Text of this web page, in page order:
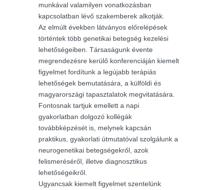
munkával valamilyen vonatkozásban
kapcsolatban lévő szakemberek alkotják.
Az elmúlt években látványos előrelépések
történtek több genetikai betegség kezelési
lehetőségeiben. Társaságunk évente
megrendezésre kerülő konferenciáján kiemelt
figyelmet fordítunk a legújabb terápiás
lehetőségek bemutatására, a külföldi és
magyarországi tapasztalatok megvitatására.
Fontosnak tartjuk emellett a napi
gyakorlatban dolgozó kollégák
továbbképzését is, melynek kapcsán
praktikus, gyakorlati útmutatóval szolgálunk a
neurogenetikai betegségekről, azok
felismeréséről, illetve diagnosztikus
lehetőségeikről.
Ugyancsak kiemelt figyelmet szentelünk